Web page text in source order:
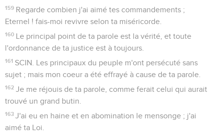
159 Regarde combien j'ai aimé tes commandements ;
Eternel ! fais-moi revivre selon ta miséricorde.
160 Le principal point de ta parole est la vérité, et toute
l'ordonnance de ta justice est à toujours.
161 SCIN. Les principaux du peuple m'ont persécuté sans
sujet ; mais mon coeur a été effrayé à cause de ta parole.
162 Je me réjouis de ta parole, comme ferait celui qui aurait
trouvé un grand butin.
163 J'ai eu en haine et en abomination le mensonge ; j'ai
aimé ta Loi.